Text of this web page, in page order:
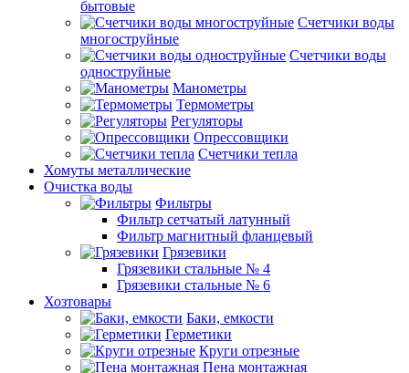
бытовые
Счетчики воды
многоструйные
Счетчики воды
одноструйные
Манометры
Термометры
Регуляторы
Опрессовщики
Счетчики тепла
Хомуты металлические
Очистка воды
Фильтры
Фильтр сетчатый латунный
Фильтр магнитный фланцевый
Грязевики
Грязевики стальные № 4
Грязевики стальные № 6
Хозтовары
Баки, емкости
Герметики
Круги отрезные
Пена монтажная